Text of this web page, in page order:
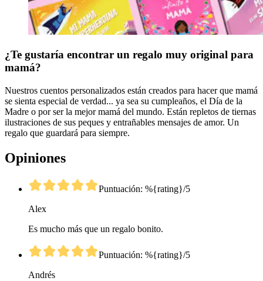
¿Te gustaría encontrar un regalo muy original para
mamá?
Nuestros cuentos personalizados están creados para hacer que mamá
se sienta especial de verdad... ya sea su cumpleaños, el Día de la
Madre o por ser la mejor mamá del mundo. Están repletos de tiernas
ilustraciones de sus peques y entrañables mensajes de amor. Un
regalo que guardará para siempre.
Opiniones
Puntuación: %{rating}/5
Alex
Es mucho más que un regalo bonito.
Puntuación: %{rating}/5
Andrés